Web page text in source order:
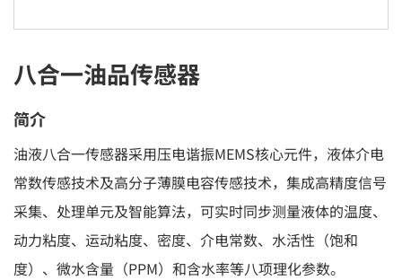
八合一油品传感器
简介
油液八合一传感器采用压电谐振MEMS核心元件，液体介电
常数传感技术及高分子薄膜电容传感技术，集成高精度信号
采集、处理单元及智能算法，可实时同步测量液体的温度、
动力粘度、运动粘度、密度、介电常数、水活性（饱和
度）、微水含量（PPM）和含水率等八项理化参数。